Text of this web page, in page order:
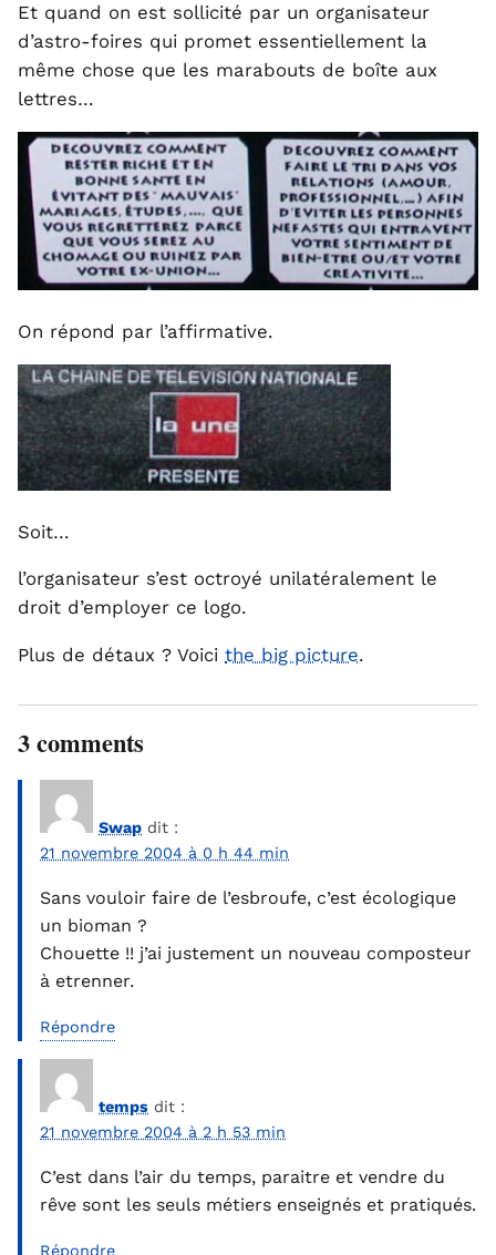
Et quand on est sollicité par un organisateur
d’astro-foires qui promet essentiellement la
même chose que les marabouts de boîte aux
lettres…
On répond par l’affirmative.
Soit…
l’organisateur s’est octroyé unilatéralement le
droit d’employer ce logo.
Plus de détaux ? Voici the big picture.
3 comments
Swap dit :
21 novembre 2004 à 0 h 44 min
Sans vouloir faire de l’esbroufe, c’est écologique
un bioman ?
Chouette !! j’ai justement un nouveau composteur
à etrenner.
Répondre
temps dit :
21 novembre 2004 à 2 h 53 min
C’est dans l’air du temps, paraitre et vendre du
rêve sont les seuls métiers enseignés et pratiqués.
Répondre